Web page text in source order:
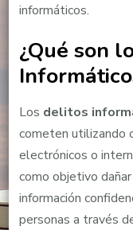
informáticos.
¿Qué son
Los delitos
cometen utilizando
electrónicos o
como objetivo
información
personas a través